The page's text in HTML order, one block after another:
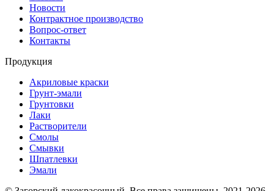
Новости
Контрактное производство
Вопрос-ответ
Контакты
Продукция
Акриловые краски
Грунт-эмали
Грунтовки
Лаки
Растворители
Смолы
Смывки
Шпатлевки
Эмали